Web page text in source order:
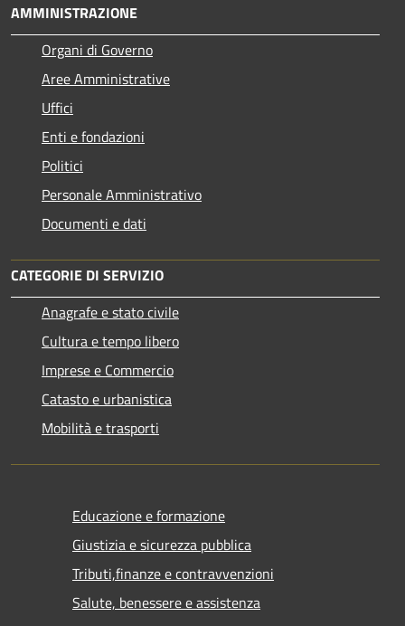
AMMINISTRAZIONE
Organi di Governo
Aree Amministrative
Uffici
Enti e fondazioni
Politici
Personale Amministrativo
Documenti e dati
CATEGORIE DI SERVIZIO
Anagrafe e stato civile
Cultura e tempo libero
Imprese e Commercio
Catasto e urbanistica
Mobilità e trasporti
Educazione e formazione
Giustizia e sicurezza pubblica
Tributi,finanze e contravvenzioni
Salute, benessere e assistenza